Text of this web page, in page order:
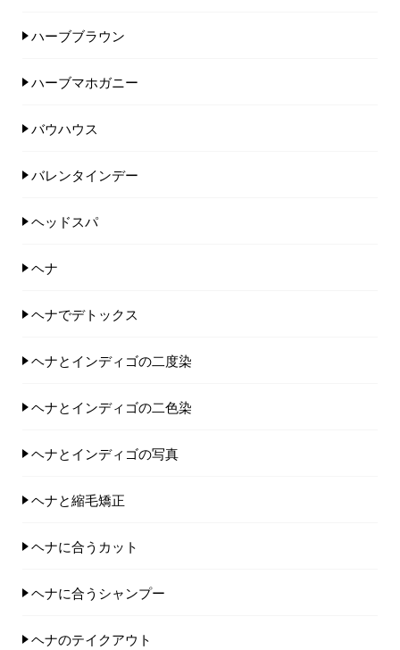
ハーブブラウン
ハーブマホガニー
バウハウス
バレンタインデー
ヘッドスパ
ヘナ
ヘナでデトックス
ヘナとインディゴの二度染
ヘナとインディゴの二色染
ヘナとインディゴの写真
ヘナと縮毛矯正
ヘナに合うカット
ヘナに合うシャンプー
ヘナのテイクアウト